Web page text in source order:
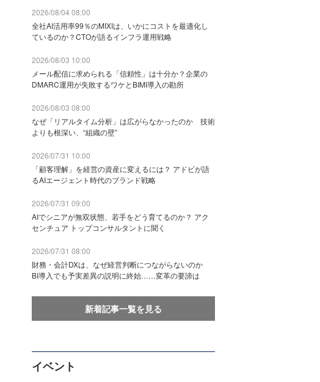
2026/08/04 08:00
全社AI活用率99％のMIXIは、いかにコストを最適化し
ているのか？CTOが語るインフラ運用戦略
2026/08/03 10:00
メール配信に求められる「信頼性」は十分か？企業の
DMARC運用が失敗するワケとBIMI導入の勘所
2026/08/03 08:00
なぜ「リアルタイム分析」は広がらなかったのか 技術
よりも根深い、“組織の壁”
2026/07/31 10:00
「顧客理解」を経営の資産に変えるには？ アドビが語
るAIエージェント時代のブランド戦略
2026/07/31 09:00
AIでシニアが無双状態、若手をどう育てるのか？ アク
センチュア トップコンサルタントに聞く
2026/07/31 08:00
財務・会計DXは、なぜ経営判断につながらないのか
BI導入でも予実差異の説明に終始……変革の要諦は
新着記事一覧を見る
イベント